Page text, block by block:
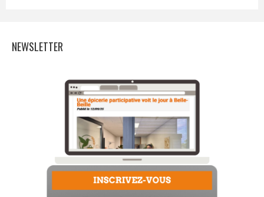
NEWSLETTER